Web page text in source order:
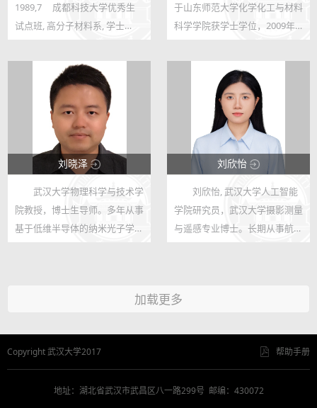
91
1989,7 成都科技大学优秀生
试点班, 高分子材料系, 学士
高分子材料工程国家重点实验
室，硕士(导师：徐僖院士，郑
邦乾教授) 1992,7-2000,9 上海
79
于山东师范大学化学化工与材料
科学学院获学士学位，2009年
电分析化学国家重点实验室获博
士学位。2009至2015年先后在
丹麦奥胡斯大学化学系、交叉学
科纳米中心...
刘晓泽
123
15
武汉大学物理科学与技术学
院教授，博士生导师。多年从事
基于低维半导体的纳米光子学研
应用等，研究的低维半导体主要
刘欣怡
123
31
刘欣怡, 武汉大学人工智能
学院研究员，武汉大学摄影测量
与遥感专业博士。长期从事航
科学基金面上、青年项目，国家
加载更多
Copyright 武汉大学2017 帮助手册
地址：湖北省武汉市武昌区八一路299号 邮编：430072